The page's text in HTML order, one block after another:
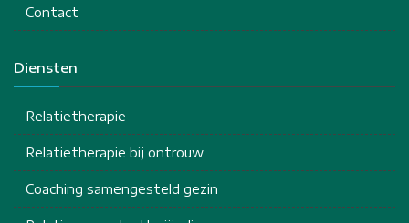
Contact
Diensten
Relatietherapie
Relatietherapie bij ontrouw
Coaching samengesteld gezin